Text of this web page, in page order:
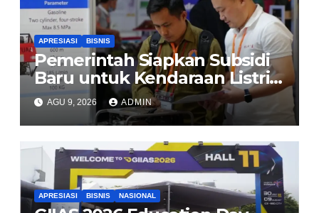
APRESIASI BISNIS
Pemerintah Siapkan Subsidi
Baru untuk Kendaraan Listrik
di 2026
AGU 9, 2026 ADMIN
APRESIASI BISNIS NASIONAL